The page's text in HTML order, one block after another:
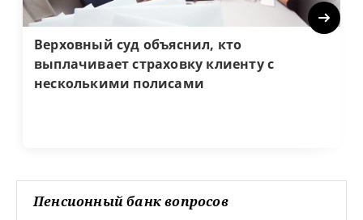
Верховный суд объяснил, кто
выплачивает страховку клиенту с
несколькими полисами
Next
Пенсионный банк вопросов